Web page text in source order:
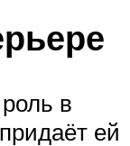
в
ей